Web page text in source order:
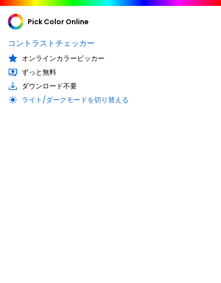
Pick Color Online
コントラストチェッカー
オンラインカラーピッカー
ずっと無料
ダウンロード不要
ライト/ダークモードを切り替える